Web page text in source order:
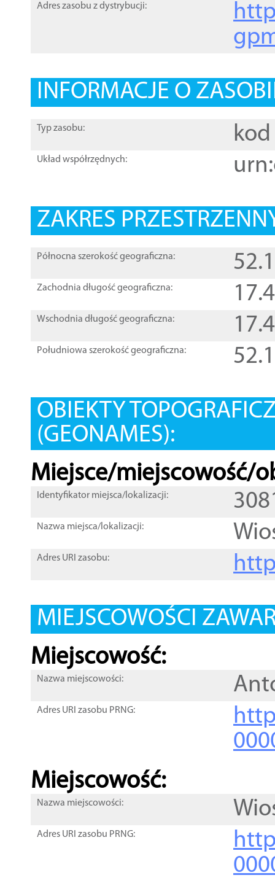
Adres zasobu z dystrybucji:
INFORMACJE O
Typ zasobu: kod
Układ współrzędnych:
ZAKRES
Północna szerokość geograficzna:
Zachodnia długość geograficzna:
Wschodnia długość geograficzna:
Południowa szerokość geograficzna:
OBIEKTY
(GEONAMES):
Miejsce/miejscowość/
Identyfikator miejsca/lokalizacji:
Nazwa miejsca/lokalizacji:
Adres URI zasobu:
MIEJSCOWOŚCI
Miejscowość:
Nazwa miejscowości:
Adres URI zasobu PRNG:
Miejscowość:
Nazwa miejscowości:
Adres URI zasobu PRNG: